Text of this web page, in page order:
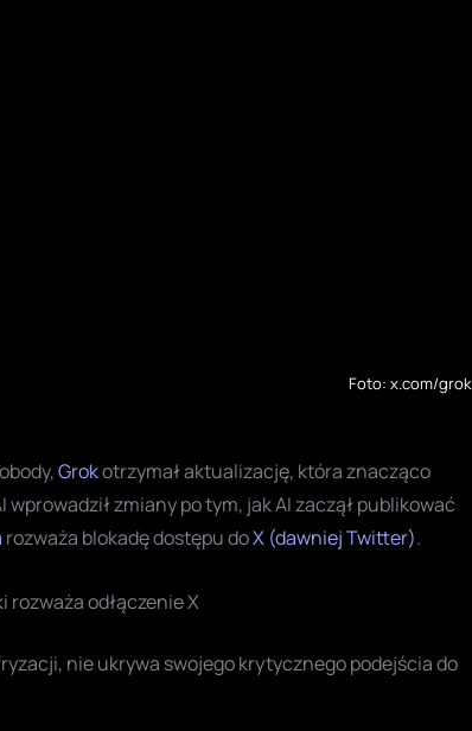
Foto: x.com/grok
Grokotrzymał aktualizację, która znacząco
zmiany po tym, jak AI zaczął publikować
rozważa blokadę dostępu doX (dawniej Twitter).
rozważa odłączenie X
nie ukrywa swojego krytycznego podejścia do